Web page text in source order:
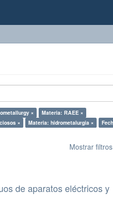
×
Materia: RAEE ×
× Materia: hidrometalurgia ×
Mostrar
de aparatos eléctricos y